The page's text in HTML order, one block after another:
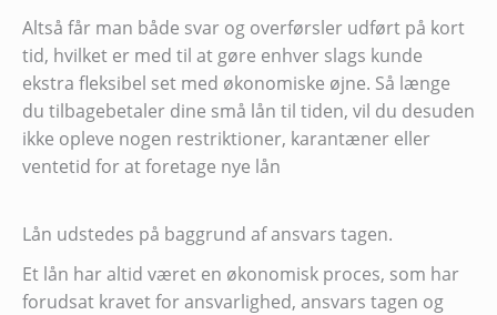
Altså får man både svar og overførsler udført på kort
tid, hvilket er med til at gøre enhver slags kunde
ekstra fleksibel set med økonomiske øjne. Så længe
du tilbagebetaler dine små lån til tiden, vil du desuden
ikke opleve nogen restriktioner, karantæner eller
ventetid for at foretage nye lån
Lån udstedes på baggrund af ansvars tagen.
Et lån har altid været en økonomisk proces, som har
forudsat kravet for ansvarlighed, ansvars tagen og